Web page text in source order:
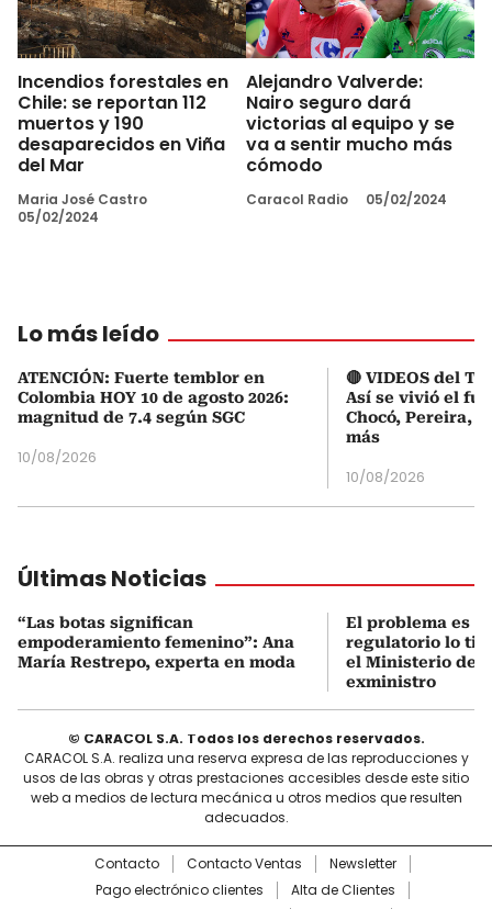
Incendios forestales en
Chile: se reportan 112
muertos y 190
desaparecidos en Viña
del Mar
Maria José Castro
05/02/2024
Alejandro Valverde:
Nairo seguro dará
victorias al equipo y se
va a sentir mucho más
cómodo
Caracol Radio 05/02/2024
Lo más leído
ATENCIÓN: Fuerte temblor en
Colombia HOY 10 de agosto 2026:
magnitud de 7.4 según SGC
10/08/2026
🔴 VIDEOS del
Así se vivió el
Chocó, Pereira,
más
10/08/2026
Últimas Noticias
“Las botas significan
empoderamiento femenino”: Ana
María Restrepo, experta en moda
El problema es
regulatorio lo
el Ministerio de
exministro
© CARACOL S.A. Todos los derechos reservados.
CARACOL S.A. realiza una reserva expresa de las reproducciones y
usos de las obras y otras prestaciones accesibles desde este sitio
web a medios de lectura mecánica u otros medios que resulten
adecuados.
Contacto Contacto Ventas
Newsletter
Pago electrónico clientes
Alta de Clientes